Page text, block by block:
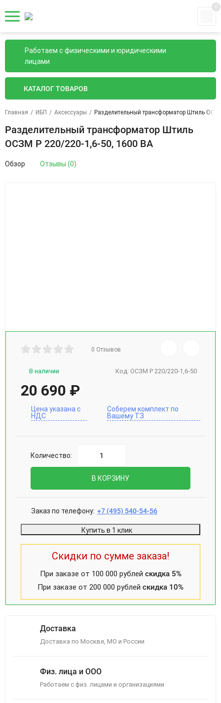
0
Работаем с физическими и юридическими
лицами
КАТАЛОГ ТОВАРОВ
Главная / ИБП / Аксессуары / Разделительный трансформатор Штиль
Разделительный трансформатор Штиль
ОСЗМ Р 220/220-1,6-50, 1600 ВА
Обзор Отзывы (0)
0 Отзывов
Код: ОСЗМ Р 220/220-1,6-50
В наличии
20 690 ₽
Цена указана с
НДС
Соберем комплект по
Вашему ТЗ
Количество:
В КОРЗИНУ
Заказ по телефону: +7 (495) 540-54-56
Купить в 1 клик
Скидки по сумме заказа!
При заказе от 100 000 рублей скидка 5%
При заказе от 200 000 рублей скидка 10%
Доставка
Доставка по Москве, МО и России
Физ. лица и ООО
Работаем с физ. лицами и организациями